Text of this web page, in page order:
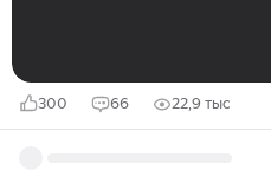
300 66 22,9 тыс